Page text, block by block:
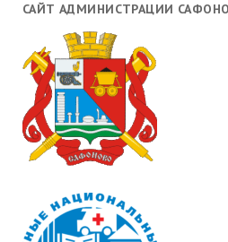
САЙТ АДМИНИСТРАЦИИ